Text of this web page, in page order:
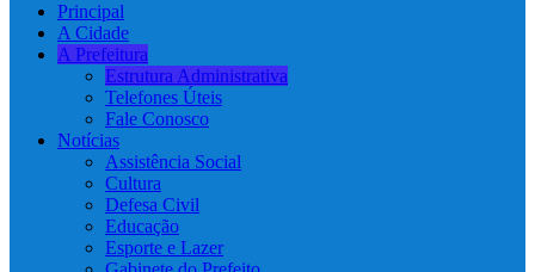
Principal
A Cidade
A Prefeitura
Estrutura Administrativa
Telefones Úteis
Fale Conosco
Notícias
Assistência Social
Cultura
Defesa Civil
Educação
Esporte e Lazer